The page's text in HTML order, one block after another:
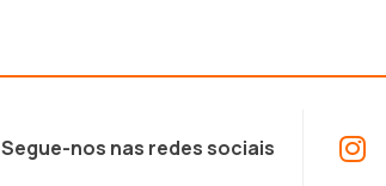
Segue-nos nas redes sociais